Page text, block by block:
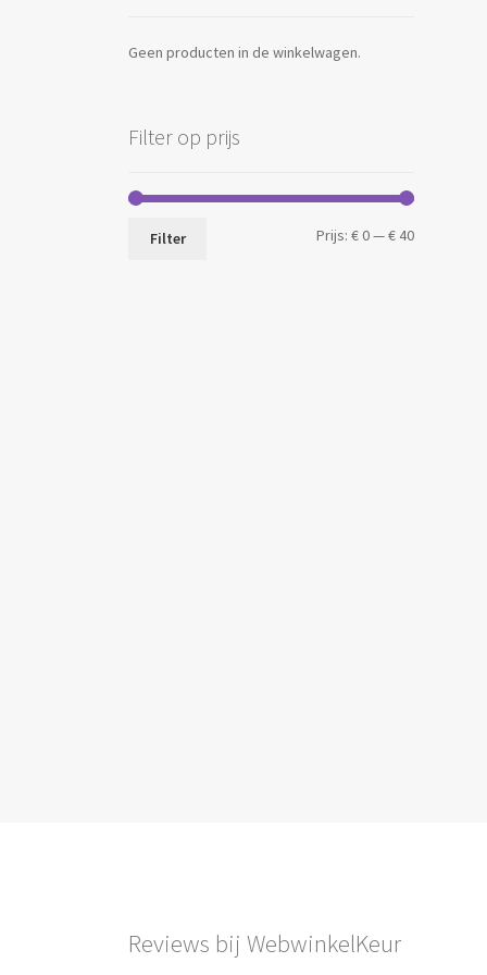
Geen producten in de winkelwagen.
Filter op prijs
Min.
Max.
Filter Prijs: € 0—€ 40
Reviews bij WebwinkelKeur